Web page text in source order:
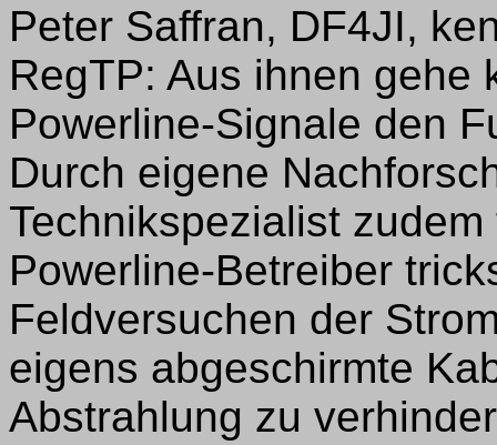
Peter Saffran, DF4JI,
RegTP: Aus ihnen gehe
Powerline-Signale den
Durch eigene
Technikspezialist
Powerline-Betreiber
Feldversuchen der
eigens abgeschirmte
Abstrahlung zu